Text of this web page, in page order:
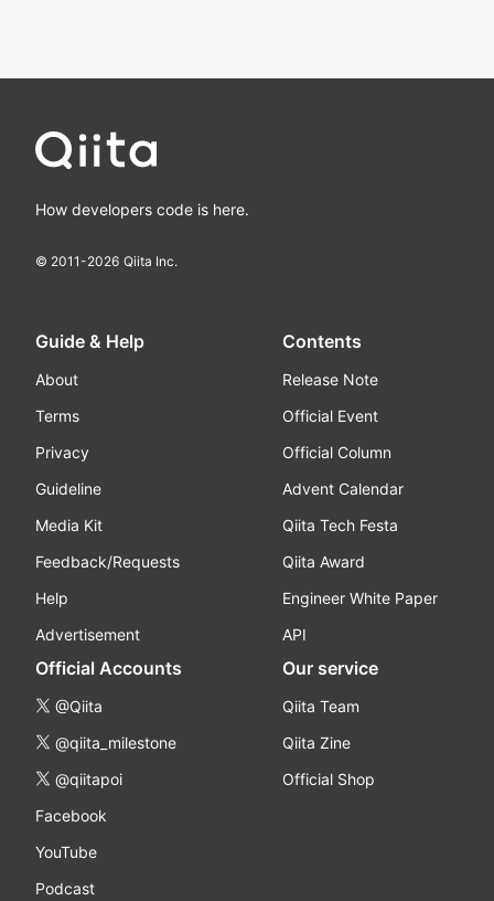
How developers code is here.
© 2011-2026 Qiita Inc.
Guide & Help
About
Terms
Privacy
Guideline
Media Kit
Feedback/Requests
Help
Advertisement
Contents
Release Note
Official Event
Official Column
Advent Calendar
Qiita Tech Festa
Qiita Award
Engineer White Paper
API
Official Accounts
@Qiita
@qiita_milestone
@qiitapoi
Facebook
YouTube
Podcast
Our service
Qiita Team
Qiita Zine
Official Shop